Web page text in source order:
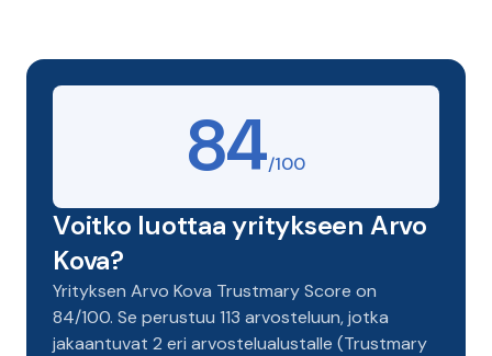
84/100
Voitko luottaa yritykseen Arvo
Kova?
Yrityksen Arvo Kova Trustmary Score on
84/100. Se perustuu 113 arvosteluun, jotka
jakaantuvat 2 eri arvostelualustalle (Trustmary